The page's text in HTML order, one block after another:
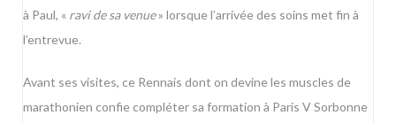
à Paul, « ravi de sa venue» lorsque l’arrivée des soins met fin à
l’entrevue.
Avant ses visites, ce Rennais dont on devine les muscles de
marathonien confie compléter sa formation à Paris V Sorbonne